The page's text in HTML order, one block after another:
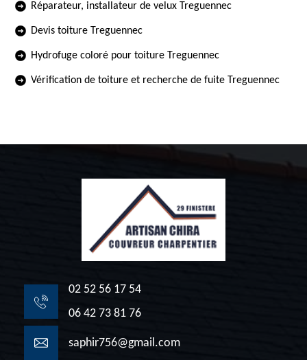
Réparateur, installateur de velux Treguennec
Devis toiture Treguennec
Hydrofuge coloré pour toiture Treguennec
Vérification de toiture et recherche de fuite Treguennec
02 52 56 17 54
06 42 73 81 76
saphir756@gmail.com